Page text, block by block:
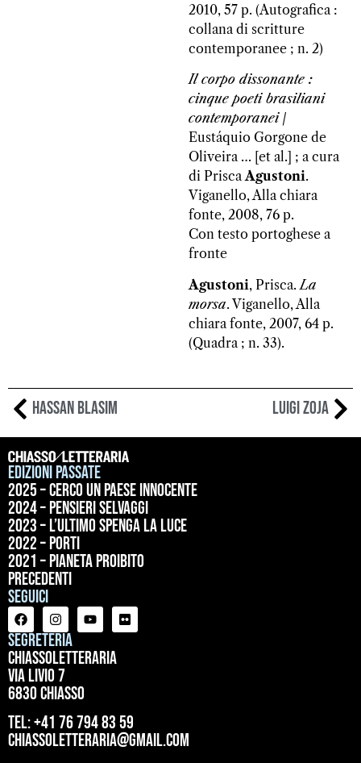
2010, 57 p. (Autografica :
collana di scritture
contemporanee ; n. 2)
Il corpo dissonante :
cinque poeti brasiliani
contemporanei/
Eustáquio Gorgone de
Oliveira … [et al.] ; a cura
di PriscaAgustoni.
Viganello, Alla chiara
fonte, 2008, 76 p.
Con testo portoghese a
fronte
Agustoni, Prisca. La
morsa. Viganello, Alla
chiara fonte, 2007, 64 p.
(Quadra ; n. 33).
Hassan Blasim Luigi Zoja
Edizioni passate
2025 – Cerco un paese innocente
2024 – Pensieri selvaggi
2023 – L’ultimo spenga la luce
2022 – Porti
2021 – Pianeta proibito
precedenti
Seguici
Segreteria
ChiassoLetteraria
Via Livio 7
6830 Chiasso
tel: +41 76 794 83 59
chiassoletteraria@gmail.com